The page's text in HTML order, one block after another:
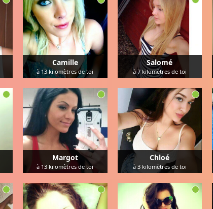
Camille
à 13kilomètres de toi
Salomé
à7kilomètres de toi
Margot
à 13 kilomètres de toi
Chloé
à 3kilomètres de toi